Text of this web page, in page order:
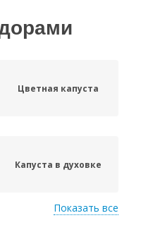
Цветная капуста
Капуста в духовке
Показать все